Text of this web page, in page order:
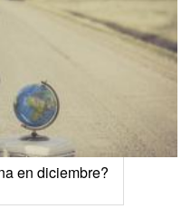
en diciembre?